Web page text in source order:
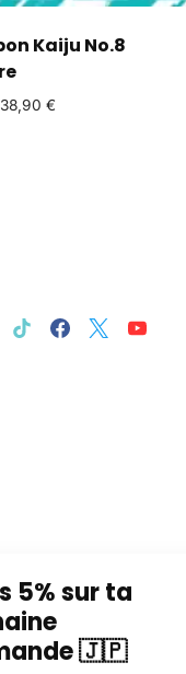
Kaiju No.8
38,90 €
5% sur ta
🇯🇵